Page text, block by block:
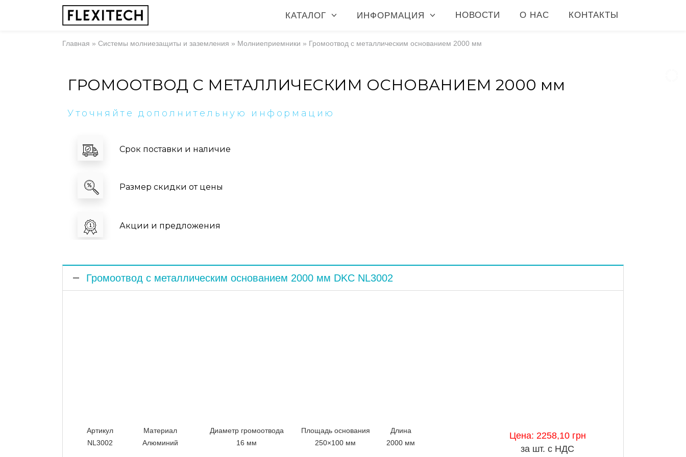
КАТАЛОГ ИНФОРМАЦИЯ НОВОСТИ О НАС КОНТАКТЫ
Главная » Системы молниезащиты и заземления » Молниеприемники » Громоотвод с металлическим основанием 2000 мм
ГРОМООТВОД С МЕТАЛЛИЧЕСКИМ ОСНОВАНИЕМ 2000 мм
Уточняйте дополнительную информацию
Срок поставки и наличие
Размер скидки от цены
Акции и предложения
Громоотвод с металлическим основанием 2000 мм DKC NL3002
Артикул Материал Диаметр громоотвода Площадь основания
Длина
NL3002
Алюминий 16 мм 250×100 мм 2000 мм
Цена: 2258,10 грн
за шт. с НДС